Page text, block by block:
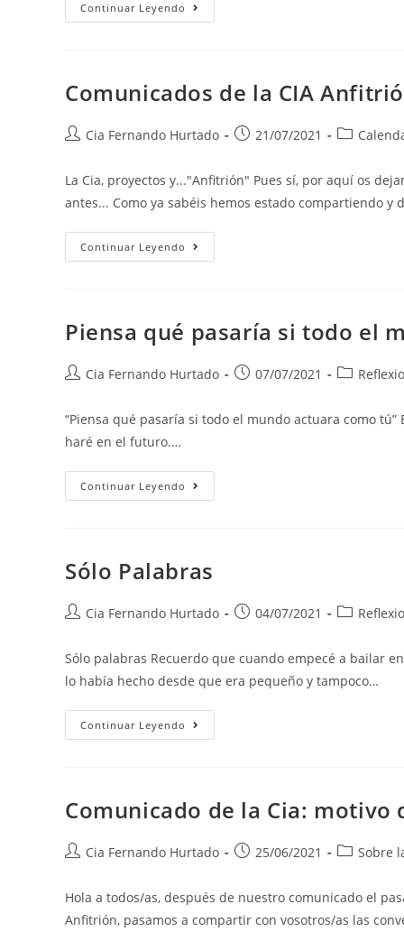
Continuar Leyendo
Comunicados de la CIA
Cia Fernando Hurtado 21/07/2021
La Cia, proyectos y..."Anfitrión" Pues sí, por aquí os
antes... Como ya sabéis hemos estado compartiendo y
Continuar Leyendo
Piensa qué pasaría si todo el
Cia Fernando Hurtado 07/07/2021
“Piensa qué pasaría si todo el mundo actuara como
haré en el futuro.…
Continuar Leyendo
Sólo Palabras
Cia Fernando Hurtado 04/07/2021
Sólo palabras Recuerdo que cuando empecé a bailar
lo había hecho desde que era pequeño y tampoco…
Continuar Leyendo
Comunicado de la Cia:
Cia Fernando Hurtado 25/06/2021 Sobre
Hola a todos/as, después de nuestro comunicado el
Anfitrión, pasamos a compartir con vosotros/as las